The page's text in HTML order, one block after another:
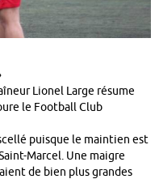
Lionel Large résume
le Football Club
puisque le maintien est
Marcel. Une maigre
de bien plus grandes